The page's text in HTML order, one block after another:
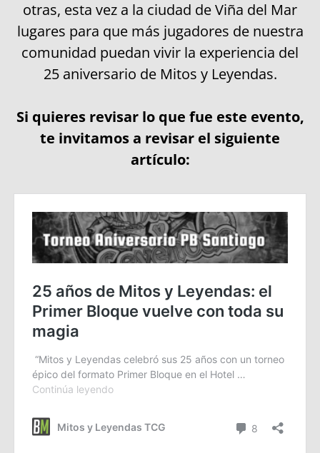
otras, esta vez a la ciudad de Viña del Mar
lugares para que más jugadores de nuestra
comunidad puedan vivir la experiencia del
25 aniversario de Mitos y Leyendas.
Si quieres revisar lo que fue este evento,
te invitamos a revisar el siguiente
artículo: